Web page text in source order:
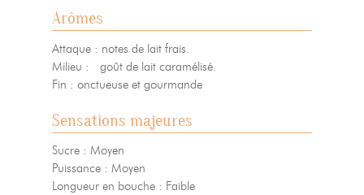
Arômes
Attaque : notes de lait frais.
Milieu : goût de lait caramélisé.
Fin : onctueuse et gourmande
Sensations majeures
Sucre : Moyen
Puissance : Moyen
Longueur en bouche : Faible